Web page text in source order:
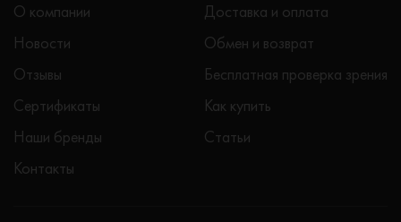
О компании
Новости
Отзывы
Сертификаты
Наши бренды
Контакты
Доставка и оплата
Обмен и возврат
Бесплатная проверка зрения
Как купить
Статьи